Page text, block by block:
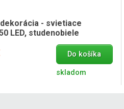
- svietiace
LED, studenobiele
Do košíka
skladom